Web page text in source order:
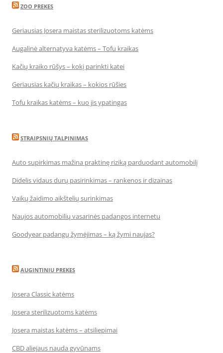
ZOO PREKES
Geriausias Josera maistas sterilizuotoms katėms
Augalinė alternatyva katėms – Tofu kraikas
Kačių kraiko rūšys – kokį parinkti katei
Geriausias kačių kraikas – kokios rūšies
Tofu kraikas katėms – kuo jis ypatingas
STRAIPSNIŲ TALPINIMAS
Auto supirkimas mažina praktinę riziką parduodant automobilį
Didelis vidaus durų pasirinkimas – rankenos ir dizainas
Vaikų žaidimo aikštelių surinkimas
Naujos automobilių vasarinės padangos internetu
Goodyear padangų žymėjimas – ką žymi naujas?
AUGINTINIU PREKES
Josera Classic katėms
Josera sterilizuotoms katėms
Josera maistas katėms – atsiliepimai
CBD aliejaus nauda gyvūnams